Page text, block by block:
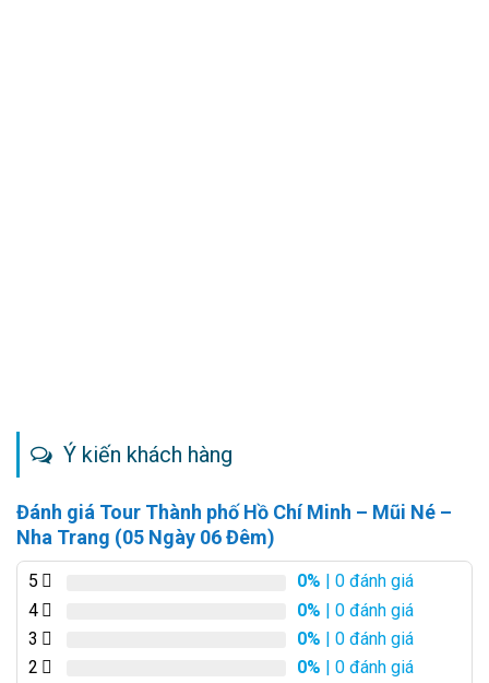
Ý kiến khách hàng
Đánh giá Tour Thành phố Hồ Chí Minh – Mũi Né –
Nha Trang (05 Ngày 06 Đêm)
5 0% | 0 đánh giá
4
0% | 0 đánh giá
3
0% | 0 đánh giá
2
0% | 0 đánh giá